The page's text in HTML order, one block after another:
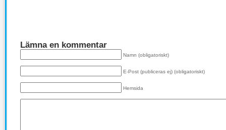
Lämna en kommentar
Namn (obligatoriskt)
E-Post (publiceras ej) (obligatoriskt)
Hemsida